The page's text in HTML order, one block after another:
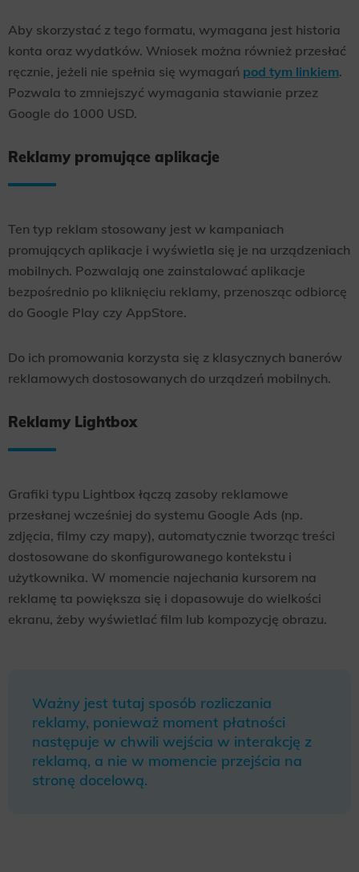
Aby skorzystać z tego formatu, wymagana jest historia
konta oraz wydatków. Wniosek można również przesłać
ręcznie, jeżeli nie spełnia się wymagań pod tym linkiem.
Pozwala to zmniejszyć wymagania stawianie przez
Google do 1000 USD.
Reklamy promujące aplikacje
Ten typ reklam stosowany jest w kampaniach
promujących aplikacje i wyświetla się je na urządzeniach
mobilnych. Pozwalają one zainstalować aplikacje
bezpośrednio po kliknięciu reklamy, przenosząc odbiorcę
do Google Play czy AppStore.
Do ich promowania korzysta się z klasycznych banerów
reklamowych dostosowanych do urządzeń mobilnych.
Reklamy Lightbox
Grafiki typu Lightbox łączą zasoby reklamowe
przesłanej wcześniej do systemu Google Ads (np.
zdjęcia, filmy czy mapy), automatycznie tworząc treści
dostosowane do skonfigurowanego kontekstu i
użytkownika. W momencie najechania kursorem na
reklamę ta powiększa się i dopasowuje do wielkości
ekranu, żeby wyświetlać film lub kompozycję obrazu.
Ważny jest tutaj sposób rozliczania
reklamy, ponieważ moment płatności
następuje w chwili wejścia w interakcję z
reklamą, a nie w momencie przejścia na
stronę docelową.